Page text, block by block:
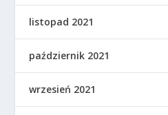
listopad 2021
październik 2021
wrzesień 2021